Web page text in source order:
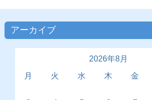
アーカイブ
2026年8月
月
火 水 木 金